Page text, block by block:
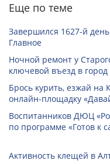
Еще по теме
Завершился 1627-й
Главное
Ночной ремонт у
ключевой въезд в город
Брось курить, езжай на
онлайн-­площадку
Воспитанников ДЮЦ
по программе «Готов к
Активность клещей в